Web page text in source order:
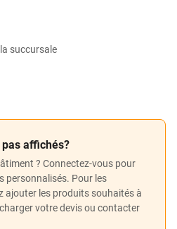
succursale
affichés?
? Connectez-vous pour
personnalisés. Pour les
ajouter les produits souhaités à
votre devis ou contacter